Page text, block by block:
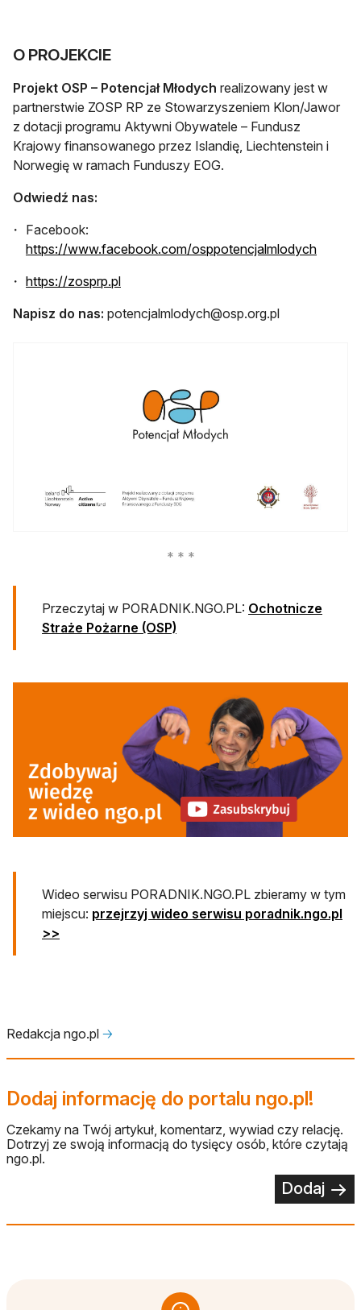
O PROJEKCIE
Projekt OSP – Potencjał Młodych realizowany jest w
partnerstwie ZOSP RP ze Stowarzyszeniem Klon/Jawor
z dotacji programu Aktywni Obywatele – Fundusz
Krajowy finansowanego przez Islandię, Liechtenstein i
Norwegię w ramach Funduszy EOG.
Odwiedź nas:
Facebook:
https://www.facebook.com/osppotencjalmlodych
https://zosprp.plotwiera się w nowej karcie
Napisz do nas: potencjalmlodych@osp.org.pl
Przeczytaj w PORADNIK.NGO.PL: Ochotnicze
Straże Pożarne (OSP)
Wideo serwisu PORADNIK.NGO.PL zbieramy w tym
miejscu: przejrzyj wideo serwisu poradnik.ngo.pl
>>
Redakcja ngo.pl 🡢
Dodaj informację do portalu ngo.pl!
Czekamy na Twój artykuł, komentarz, wywiad czy relację.
Dotrzyj ze swoją informacją do tysięcy osób, które czytają
ngo.pl.
Dodaj